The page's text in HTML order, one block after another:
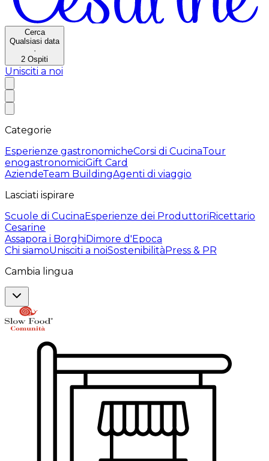
Cerca
Qualsiasi data
·
2 Ospiti
Unisciti a noi
Categorie
Esperienze gastronomicheCorsi di CucinaTour
enogastronomiciGift Card
AziendeTeam BuildingAgenti di viaggio
Lasciati ispirare
Scuole di CucinaEsperienze dei ProduttoriRicettario
Cesarine
Assapora i BorghiDimore d'Epoca
Chi siamoUnisciti a noiSostenibilitàPress & PR
Cambia lingua